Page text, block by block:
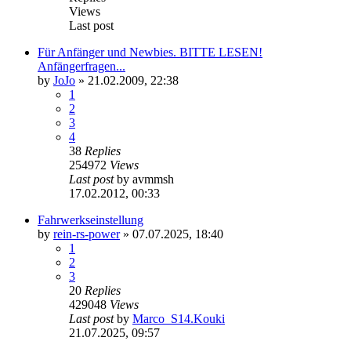
Views
Last post
Für Anfänger und Newbies. BITTE LESEN!
Anfängerfragen...
by JoJo » 21.02.2009, 22:38
1
2
3
4
38 Replies
254972 Views
Last postby avmmsh
17.02.2012, 00:33
Fahrwerkseinstellung
by rein-rs-power» 07.07.2025, 18:40
1
2
3
20 Replies
429048 Views
Last postby Marco_S14.Kouki
21.07.2025, 09:57